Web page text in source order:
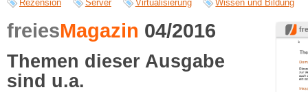
Rezension
Server Virtualisierung Wissen und Bildung
freiesMagazin 04/2016
Themen dieser Ausgabe
sind u.a.